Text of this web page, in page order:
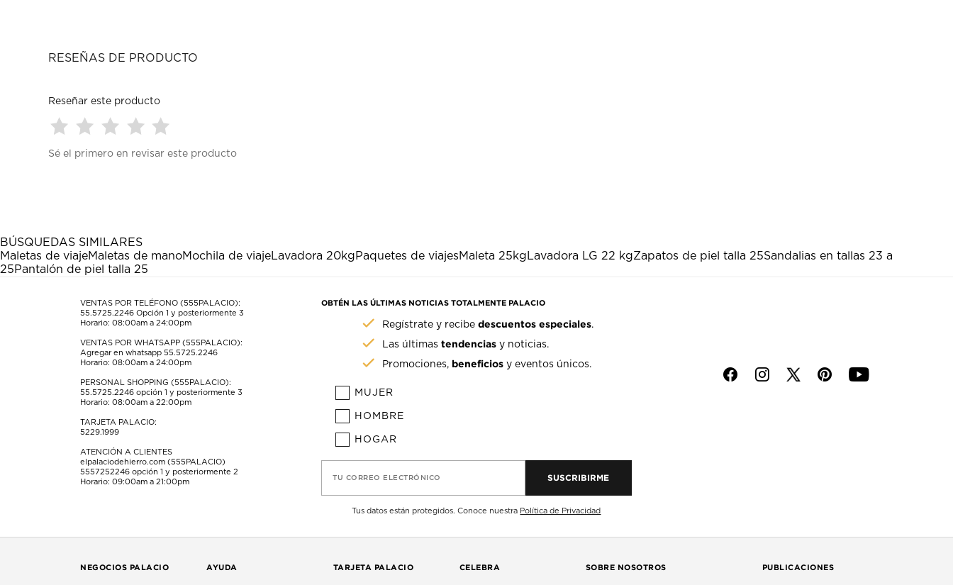
RESEÑAS DE PRODUCTO
Reseñar este producto
para
estrella
Esta
acción
abrirá
formulario
para
estrellas.
Esta
acción
abrirá
formulario
de
para
estrellas.
Esta
acción
abrirá
formulario
de
para
estrellas.
Esta
acción
abrirá
formulario
de
para
acción
formulario
de
envío.
Sé el primero en revisar este producto
BÚSQUEDAS SIMILARES
Maletas de viajeMaletas de manoMochila de viajeLavadora 20kgPaquetes de viajesMaleta 25kgLavadora LG 22 kgZapatos de piel talla 25Sandalias en tallas 23 a
25Pantalón de piel talla 25
VENTAS POR TELÉFONO (555PALACIO):
55.5725.2246 Opción 1 y posteriormente 3
Horario: 08:00am a 24:00pm
VENTAS POR WHATSAPP (555PALACIO):
Agregar en whatsapp 55.5725.2246
Horario: 08:00am a 24:00pm
PERSONAL SHOPPING (555PALACIO):
55.5725.2246 opción 1 y posteriormente 3
Horario: 08:00am a 22:00pm
TARJETA PALACIO:
5229.1999
ATENCIÓN A CLIENTES
elpalaciodehierro.com (555PALACIO)
5557252246 opción 1 y posteriormente 2
Horario: 09:00am a 21:00pm
OBTÉN LAS ÚLTIMAS NOTICIAS TOTALMENTE PALACIO
Regístrate y recibedescuentos especiales.
Las últimastendencias y noticias.
Promociones, beneficios y eventos únicos.
MUJER
HOMBRE
HOGAR
TU CORREO ELECTRÓNICO SUSCRIBIRME
Tus datos están protegidos. Conoce nuestra Política de Privacidad
f i p y
NEGOCIOS PALACIO AYUDA TARJETA PALACIO CELEBRA SOBRE NOSOTROS PUBLICACIONES